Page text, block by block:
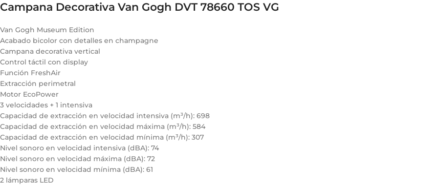
Campana Decorativa Van Gogh DVT 78660 TOS VG
Van Gogh Museum Edition
Acabado bicolor con detalles en champagne
Campana decorativa vertical
Control táctil con display
Función FreshAir
Extracción perimetral
Motor EcoPower
3 velocidades + 1 intensiva
Capacidad de extracción en velocidad intensiva (m³/h): 698
Capacidad de extracción en velocidad máxima (m³/h): 584
Capacidad de extracción en velocidad mínima (m³/h): 307
Nivel sonoro en velocidad intensiva (dBA): 74
Nivel sonoro en velocidad máxima (dBA): 72
Nivel sonoro en velocidad mínima (dBA): 61
2 lámparas LED